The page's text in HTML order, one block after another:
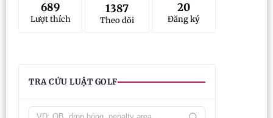
689
Lượt thích
1387
Theo dõi
20
Đăng ký
TRA CỨU LUẬT GOLF